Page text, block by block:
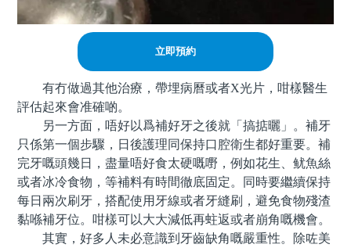
立即預約
有冇做過其他治療，帶埋病曆或者X光片，咁樣醫生
評估起來會准確啲。
另一方面，唔好以爲補好牙之後就「搞掂曬」。補牙
只係第一個步驟，日後護理同保持口腔衛生都好重要。補
完牙嘅頭幾日，盡量唔好食太硬嘅嘢，例如花生、鱿魚絲
或者冰冷食物，等補料有時間徹底固定。同時要繼續保持
每日兩次刷牙，搭配使用牙線或者牙縫刷，避免食物殘渣
黏喺補牙位。咁樣可以大大減低再蛀返或者崩角嘅機會。
其實，好多人未必意識到牙齒缺角嘅嚴重性。除咗美